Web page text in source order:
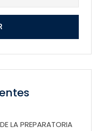
LA PREPARATORIA